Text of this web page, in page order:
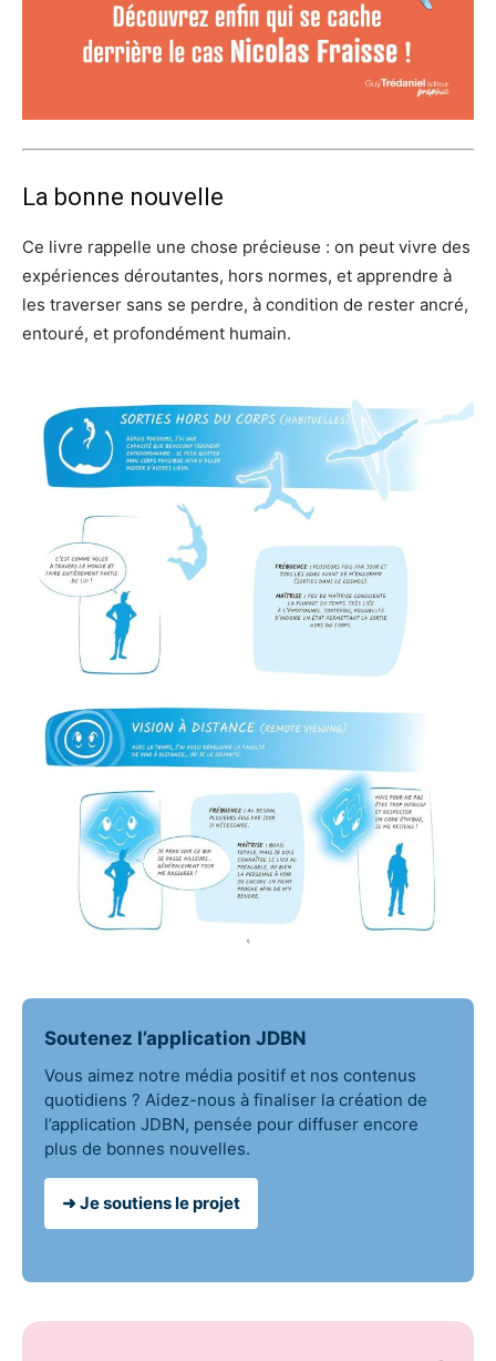
La bonne nouvelle
Ce livre rappelle une chose précieuse : on peut vivre des
expériences déroutantes, hors normes, et apprendre à
les traverser sans se perdre, à condition de rester ancré,
entouré, et profondément humain.
Soutenez l’application JDBN
Vous aimez notre média positif et nos contenus
quotidiens ? Aidez-nous à finaliser la création de
l’application JDBN, pensée pour diffuser encore
plus de bonnes nouvelles.
➜ Je soutiens le projet